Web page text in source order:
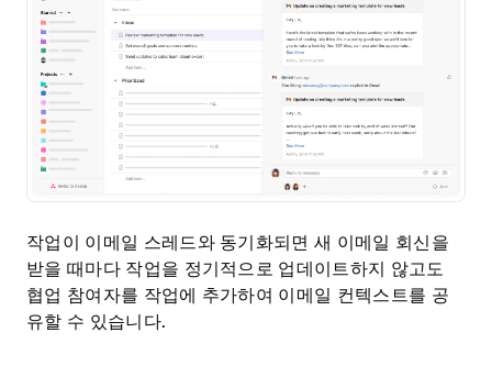
작업이 이메일 스레드와 동기화되면 새 이메일 회신을
받을 때마다 작업을 정기적으로 업데이트하지 않고도
협업 참여자를 작업에 추가하여 이메일 컨텍스트를 공
유할 수 있습니다.